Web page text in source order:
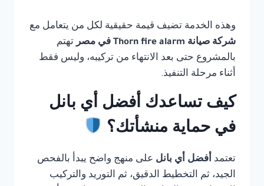
وهذه الخدمة تضيف قيمة حقيقية لكل من يتعامل مع
شركة صيانة Thorn fire alarm في مصر
تهتم
بالمشروع حتى بعد الانتهاء من تركيبه، وليس فقط
أثناء مرحلة التنفيذ.
كيف تساعدك أفضل أي بانل
في حماية منشأتك؟
تعتمد أفضل أي بانل على منهج واضح يبدأ بالفحص
الجيد، ثم التخطيط الدقيق، ثم التوريد والتركيب